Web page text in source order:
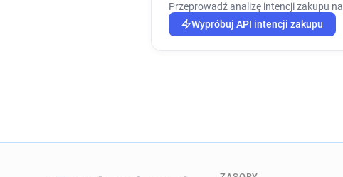
Przeprowadź analizę intencji zakupu na
Wypróbuj API intencji zakupu